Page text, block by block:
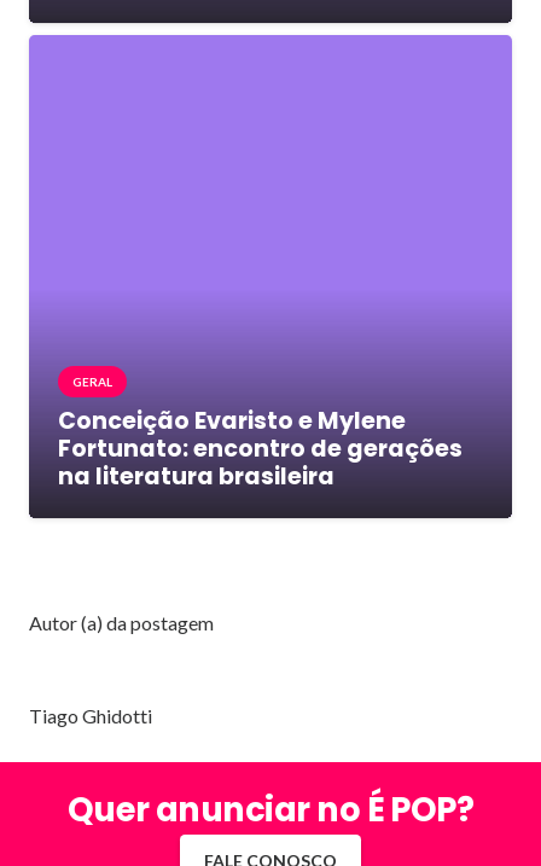
GERAL
Conceição Evaristo e Mylene
Fortunato: encontro de gerações
na literatura brasileira
Autor (a) da postagem
Tiago Ghidotti
Quer anunciar no É POP?
FALE CONOSCO